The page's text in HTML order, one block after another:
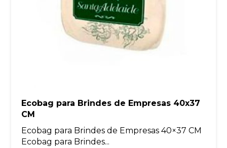
Ecobag para Brindes de Empresas 40x37
CM
Ecobag para Brindes de Empresas 40×37 CM
Ecobag para Brindes...